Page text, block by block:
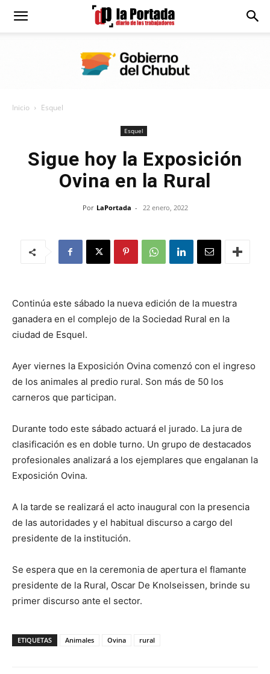
Diario
Inicio Esquel
Esquel
Sigue hoy la Exposición
Ovina en la Rural
Por LaPortada - 22 enero, 2022
Continúa este sábado la nueva edición de la muestra
ganadera en el complejo de la Sociedad Rural en la
ciudad de Esquel.
Ayer viernes la Exposición Ovina comenzó con el ingreso
de los animales al predio rural. Son más de 50 los
carneros que participan.
Durante todo este sábado actuará el jurado. La jura de
clasificación es en doble turno. Un grupo de destacados
profesionales analizará a los ejemplares que engalanan la
Exposición Ovina.
A la tarde se realizará el acto inaugural con la presencia
de las autoridades y el habitual discurso a cargo del
presidente de la institución.
Se espera que en la ceremonia de apertura el flamante
presidente de la Rural, Oscar De Knolseissen, brinde su
primer discurso ante el sector.
ETIQUETAS Animales Ovina rural